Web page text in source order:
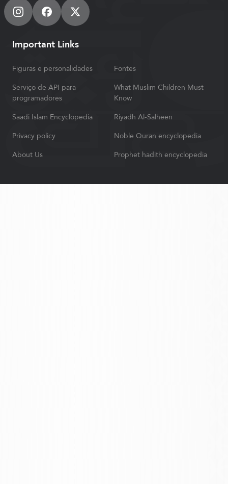
Important Links
Figuras e personalidades
Fontes
Serviço de API para
programadores
What Muslim Children Must
Know
Saadi Islam Encyclopedia
Riyadh Al-Salheen
Privacy policy
Noble Quran encyclopedia
About Us
Prophet hadith encyclopedia